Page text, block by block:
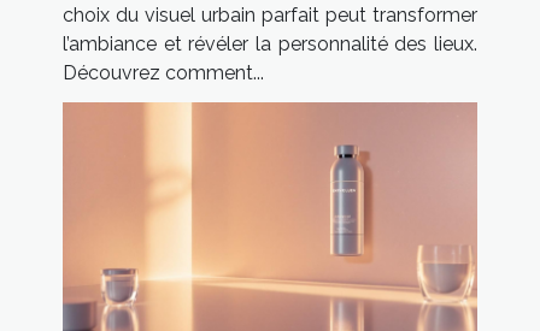
choix du visuel urbain parfait peut transformer
l’ambiance et révéler la personnalité des lieux.
Découvrez comment...